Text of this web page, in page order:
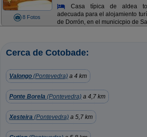
8 Fotos
Casa típica de aldea
adecuada para el alojamiento
de Dorrón, en el municicpio de
Cerca de Cotobade:
Valongo (Pontevedra) a 4 km
Ponte Borela (Pontevedra) a 4,7 km
Xesteira (Pontevedra) a 5,7 km